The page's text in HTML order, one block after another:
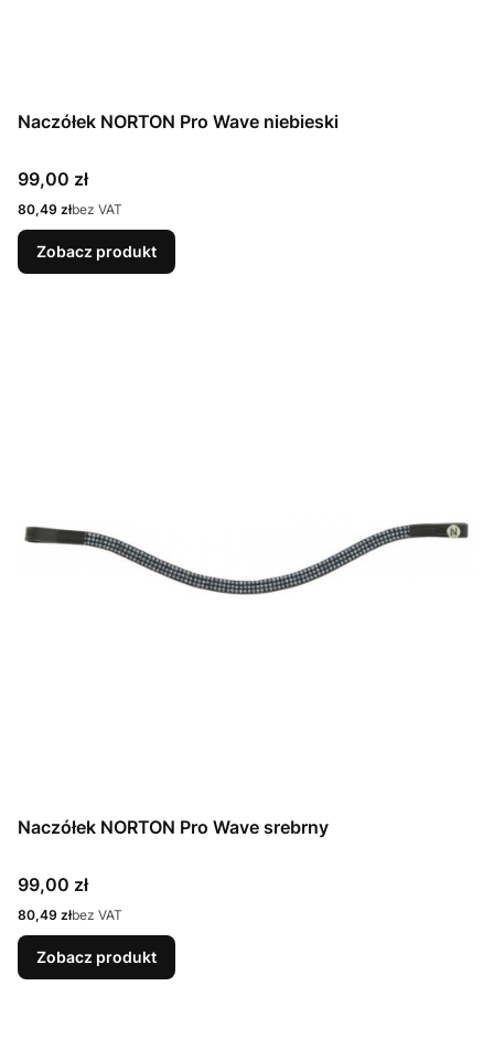
Naczółek NORTON Pro Wave niebieski
Cena
99,00 zł
Cena
80,49 złbez VAT
Zobacz produkt
Naczółek NORTON Pro Wave srebrny
Cena
99,00 zł
Cena
80,49 złbez VAT
Zobacz produkt